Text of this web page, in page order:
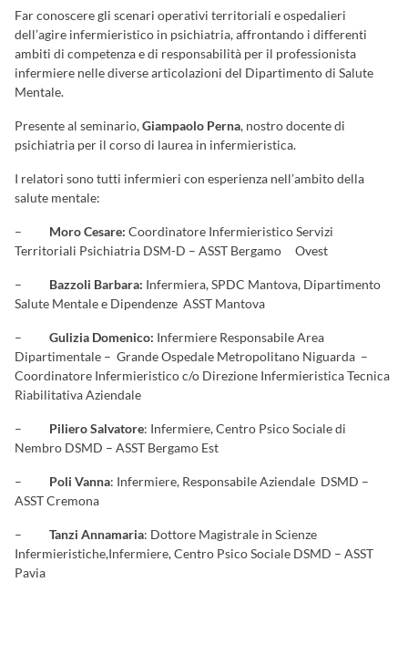
Far conoscere gli scenari operativi territoriali e ospedalieri
dell’agire infermieristico in psichiatria, affrontando i differenti
ambiti di competenza e di responsabilità per il professionista
infermiere nelle diverse articolazioni del Dipartimento di Salute
Mentale.
Presente al seminario,Giampaolo Perna, nostro docente di
psichiatria per il corso di laurea in infermieristica.
I relatori sono tutti infermieri con esperienza nell’ambito della
salute mentale:
– Moro Cesare: Coordinatore Infermieristico Servizi
Territoriali Psichiatria DSM-D – ASST Bergamo Ovest
– Bazzoli Barbara: Infermiera, SPDC Mantova, Dipartimento
Salute Mentale e Dipendenze ASST Mantova
– Gulizia Domenico: Infermiere Responsabile Area
Dipartimentale – Grande Ospedale Metropolitano Niguarda –
Coordinatore Infermieristico c/o Direzione Infermieristica Tecnica
Riabilitativa Aziendale
– Piliero Salvatore: Infermiere, Centro Psico Sociale di
Nembro DSMD – ASST Bergamo Est
– Poli Vanna: Infermiere, Responsabile Aziendale DSMD –
ASST Cremona
– Tanzi Annamaria: Dottore Magistrale in Scienze
Infermieristiche,Infermiere, Centro Psico Sociale DSMD – ASST
Pavia